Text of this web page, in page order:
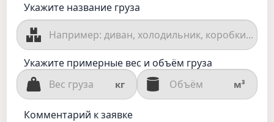
Укажите название груза
Укажите примерные вес и объём груза
кг м³
Комментарий к заявке